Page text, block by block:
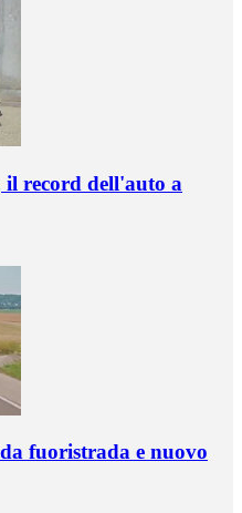
il record dell'auto a
fuoristrada e nuovo